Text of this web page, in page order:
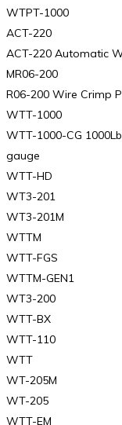
WTPT-1000
ACT-220
ACT-220 Automatic
MR06-200
R06-200 Wire Crimp
WTT-1000
WTT-1000-CG
gauge
WTT-HD
WT3-201
WT3-201M
WTTM
WTT-FGS
WTTM-GEN1
WT3-200
WTT-BX
WTT-110
WTT
WT-205M
WT-205
WTT-EM